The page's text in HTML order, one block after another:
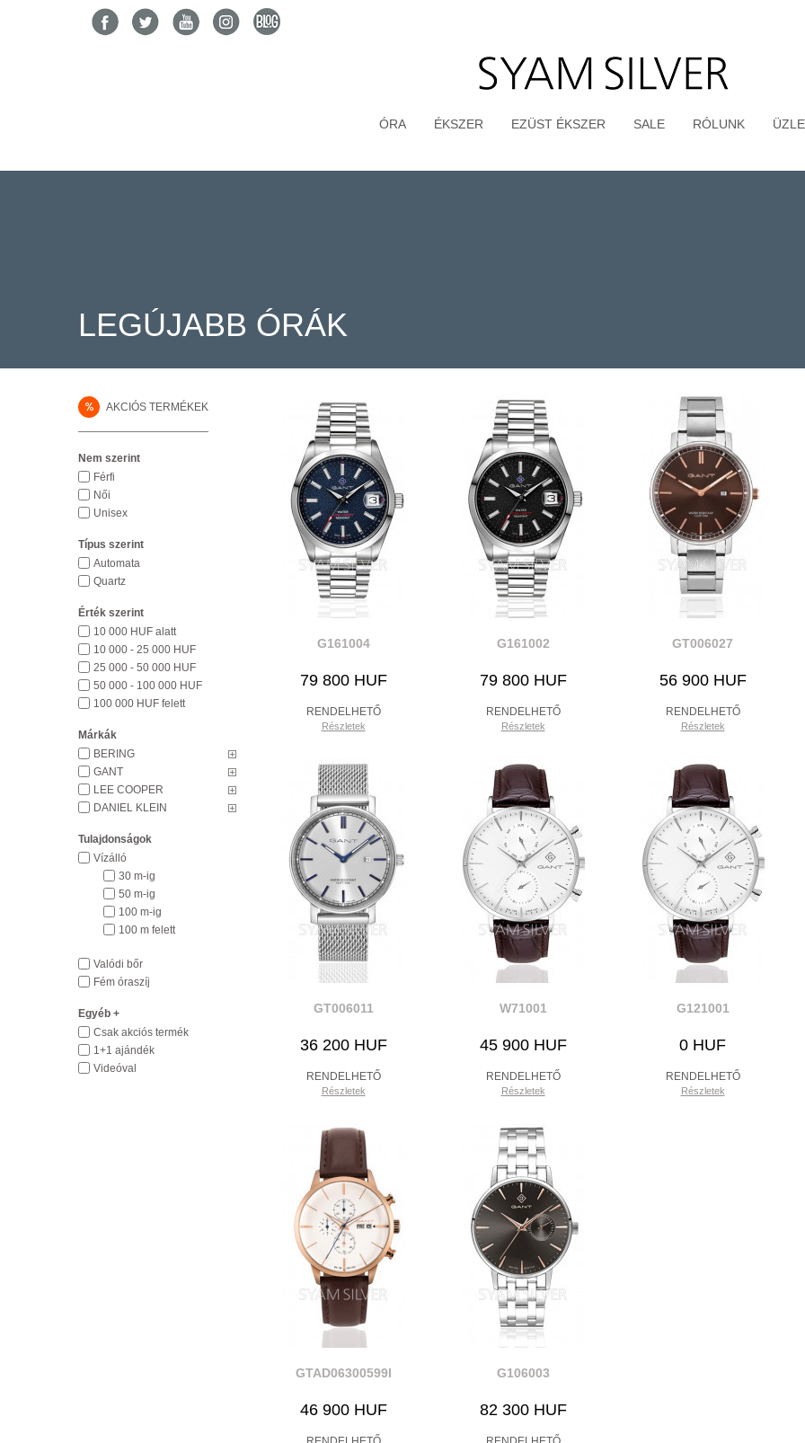
ÓRA ÉKSZER EZÜST ÉKSZER SALE RÓLUNK
LEGÚJABB ÓRÁK
% AKCIÓS TERMÉKEK
Nem szerint
Férfi
Női
Unisex
Típus szerint
Automata
Quartz
Érték szerint
10 000 HUF alatt
10 000 - 25 000 HUF
25 000 - 50 000 HUF
50 000 - 100 000 HUF
100 000 HUF felett
Márkák
BERING
GANT
LEE COOPER
DANIEL KLEIN
Tulajdonságok
Vízálló
30 m-ig
50 m-ig
100 m-ig
100 m felett
Valódi bőr
Fém óraszíj
Egyéb +
Csak akciós termék
1+1 ajándék
Videóval
G161004
79 800 HUF
RENDELHETŐ
Részletek
G161002
79 800 HUF
RENDELHETŐ
Részletek
GT006027
56 900 HUF
RENDELHETŐ
Részletek
GT006011
36 200 HUF
RENDELHETŐ
Részletek
W71001
45 900 HUF
RENDELHETŐ
Részletek
G121001
0 HUF
RENDELHETŐ
Részletek
GTAD06300599I
46 900 HUF
G106003
82 300 HUF